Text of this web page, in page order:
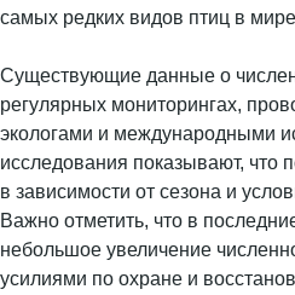
самых редких видов птиц в
Существующие данные о
регулярных мониторингах,
экологами и международными
исследования показывают, что
в зависимости от сезона и
Важно отметить, что в
небольшое увеличение
усилиями по охране и